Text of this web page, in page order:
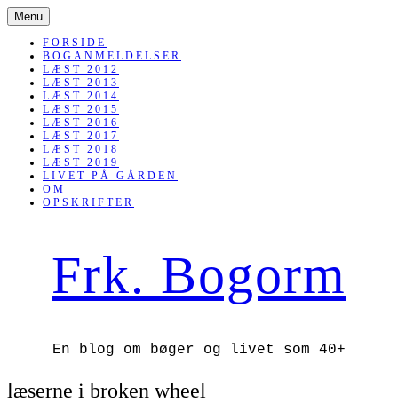
Menu SKIP
TO
CONTENT
FORSIDE
BOGANMELDELSER
LÆST 2012
LÆST 2013
LÆST 2014
LÆST 2015
LÆST 2016
LÆST 2017
LÆST 2018
LÆST 2019
LIVET PÅ GÅRDEN
OM
OPSKRIFTER
Frk. Bogorm
En blog om bøger og livet som 40+
læserne i broken wheel